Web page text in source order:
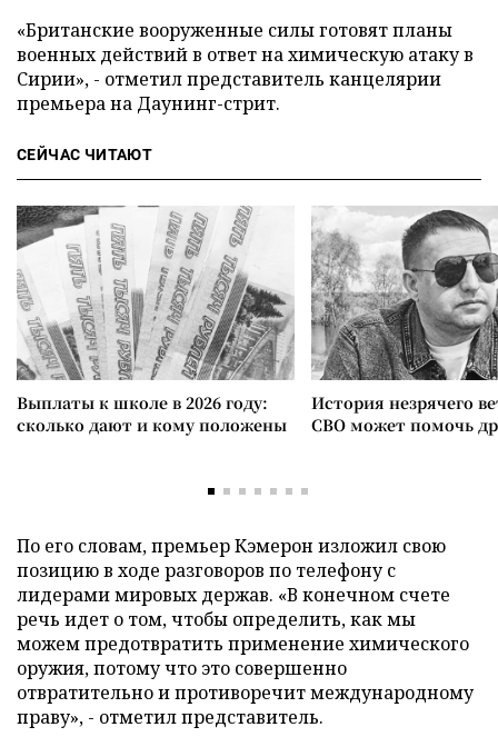
«Британские вооруженные силы готовят планы
военных действий в ответ на химическую атаку в
Сирии», - отметил представитель канцелярии
премьера на Даунинг-стрит.
СЕЙЧАС ЧИТАЮТ
Выплаты к школе в 2026 году:
сколько дают и кому положены
История незрячего
СВО может помочь
По его словам, премьер Кэмерон изложил свою
позицию в ходе разговоров по телефону с
лидерами мировых держав. «В конечном счете
речь идет о том, чтобы определить, как мы
можем предотвратить применение химического
оружия, потому что это совершенно
отвратительно и противоречит международному
праву», - отметил представитель.